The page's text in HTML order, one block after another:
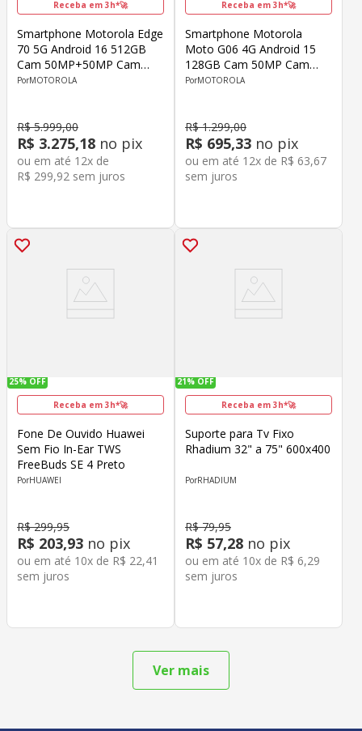
Receba em 3h*🚀
Smartphone Motorola Edge
70 5G Android 16 512GB
Cam 50MP+50MP Cam
Front 50MP Snapdragon 7
MOTOROLA
R$ 5.999,00
R$ 3.275,18 no pix
ou em até 12x de
R$ 299,92 sem juros
Receba em 3h*🚀
Smartphone Motorola
Moto G06 4G Android 15
128GB Cam 50MP Cam
Front 8MP Octa-Core Tela
MOTOROLA
R$ 1.299,00
R$ 695,33 no pix
ou em até 12x de R$ 63,67
sem juros
25% OFF
Receba em 3h*🚀
Fone De Ouvido Huawei
Sem Fio In-Ear TWS
FreeBuds SE 4 Preto
HUAWEI
R$ 299,95
R$ 203,93 no pix
ou em até 10x de R$ 22,41
sem juros
21% OFF
Receba em 3h*🚀
Suporte para Tv Fixo
Rhadium 32" a 75" 600x400
RHADIUM
R$ 79,95
R$ 57,28 no pix
ou em até 10x de R$ 6,29
sem juros